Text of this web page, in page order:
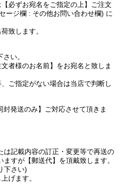
必ずお宛名をご指定の上】ご注文
ージ欄 : その他お問い合わせ欄) に
致します。
い。
者様のお名前】をお宛名と致しま
ご指定がない場合は当店で判断し
発送のみ】ご対応させて頂きま
は記載内容の訂正・変更等で再送の
すが【郵送代】を頂戴致します。
下さい)
げます。